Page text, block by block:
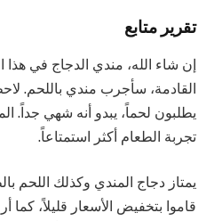
تقرير متابع
إن شاء الله، مندي الدجاج في هذا
القادمة، سأجرب مندي باللحم.
يطلبون لحماً، يبدو أنه شهي جداً.
تجربة الطعام أكثر استمتاعاً.
يمتاز دجاج المندي وكذلك اللحم
قاموا بتخفيض الأسعار قليلاً،